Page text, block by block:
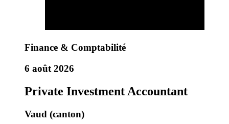
Finance & Comptabilité
6 août 2026
Private Investment Accountant
Vaud (canton)